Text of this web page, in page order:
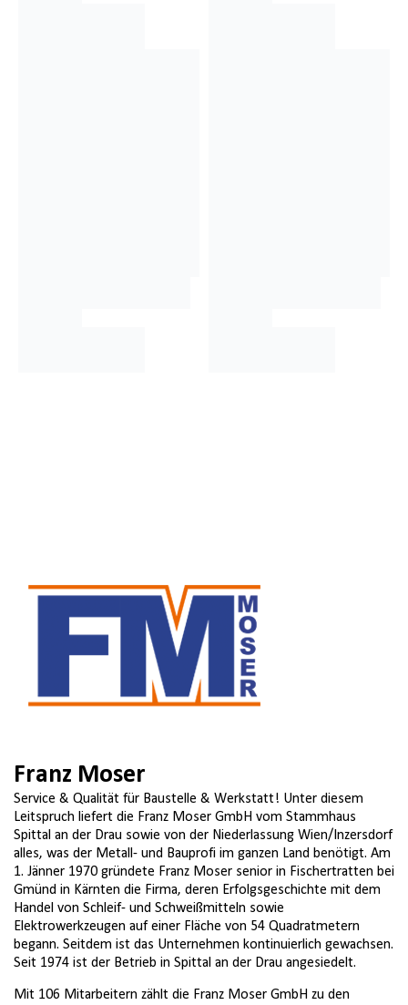
Franz Moser
Service & Qualität für Baustelle & Werkstatt! Unter diesem
Leitspruch liefert die Franz Moser GmbH vom Stammhaus
Spittal an der Drau sowie von der Niederlassung Wien/Inzersdorf
alles, was der Metall- und Bauprofi im ganzen Land benötigt. Am
1. Jänner 1970 gründete Franz Moser senior in Fischertratten bei
Gmünd in Kärnten die Firma, deren Erfolgsgeschichte mit dem
Handel von Schleif- und Schweißmitteln sowie
Elektrowerkzeugen auf einer Fläche von 54 Quadratmetern
begann. Seitdem ist das Unternehmen kontinuierlich gewachsen.
Seit 1974 ist der Betrieb in Spittal an der Drau angesiedelt.
Mit 106 Mitarbeitern zählt die Franz Moser GmbH zu den